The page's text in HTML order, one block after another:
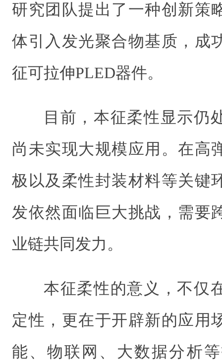
研究团队提出了一种创新策
体引入发光聚合物基质，成
征可拉伸PLED器件。
目前，本征柔性显示仍
尚未实现大规模应用。在高
极以及柔性封装材料等关键
发依然面临巨大挑战，需要
业链共同发力。
本征柔性的意义，不仅
定性，更在于开辟新的应用
能、物联网、大数据分析